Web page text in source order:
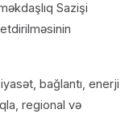
Sazişi
bağlantı, enerji
regional və